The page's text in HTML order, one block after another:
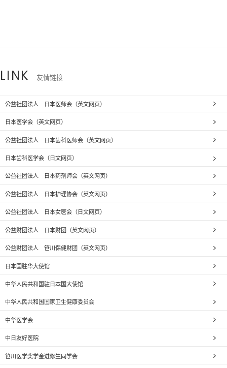
LINK 友情链接
公益社团法人 日本医师会（英文网页）
日本医学会（英文网页）
公益社团法人 日本齿科医师会（英文网页）
日本齿科医学会（日文网页）
公益社团法人 日本药剂师会（英文网页）
公益社团法人 日本护理协会（英文网页）
公益社团法人 日本女医会（日文网页）
公益财团法人 日本财团（英文网页）
公益财团法人 笹川保健财团（英文网页）
日本国驻华大使馆
中华人民共和国驻日本国大使馆
中华人民共和国国家卫生健康委员会
中华医学会
中日友好医院
笹川医学奖学金进修生同学会